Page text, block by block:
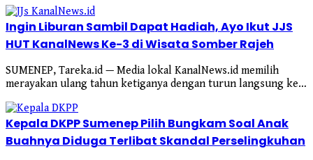
Ingin Liburan Sambil Dapat Hadiah, Ayo Ikut JJS
HUT KanalNews Ke-3 di Wisata Somber Rajeh
SUMENEP, Tareka.id — Media lokal KanalNews.id memilih
merayakan ulang tahun ketiganya dengan turun langsung ke…
Kepala DKPP Sumenep Pilih Bungkam Soal Anak
Buahnya Diduga Terlibat Skandal Perselingkuhan